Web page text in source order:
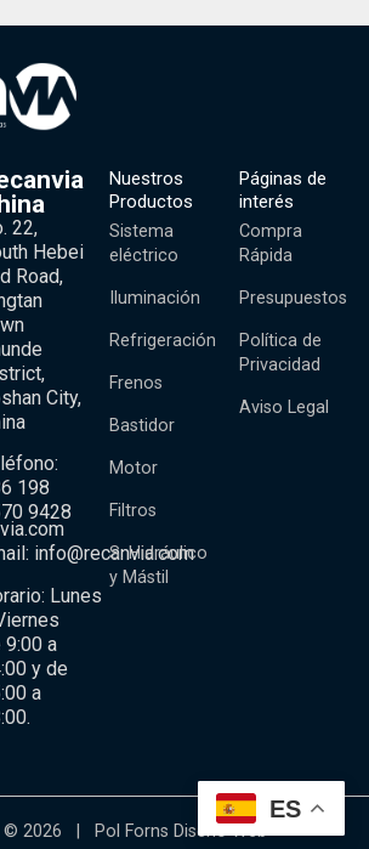
22,
Hebei
Road,
City,
198
9428
info@recanvia.com
Lunes
9:00 a
y de
a
Nuestros
Productos
Sistema
eléctrico
Iluminación
Refrigeración
Frenos
Bastidor
Motor
Filtros
S. Hidráulico
y Mástil
Páginas de
interés
Compra
Rápida
Presupuestos
Política de
Privacidad
Aviso Legal
© 2026 | Pol Forns Diseño Web
ES